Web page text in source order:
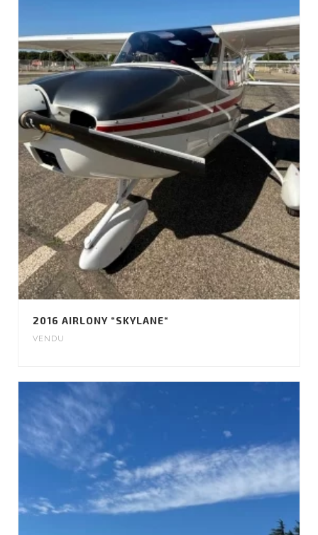
2016 AIRLONY “SKYLANE“
VENDU